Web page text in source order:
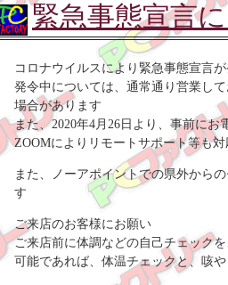
緊急事態宣言
コロナウイルスにより緊急事態宣言
発令中については、通常通り営業し
場合があります
また、2020年4月26日より、事前に
ZOOMによりリモートサポート等も
また、ノーアポイントでの県外から
す
ご来店のお客様にお願い
ご来店前に体調などの自己チェック
可能であれば、体温チェックと、咳